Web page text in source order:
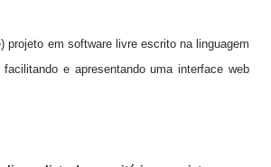
projeto em software livre escrito na linguagem
e apresentando uma interface web